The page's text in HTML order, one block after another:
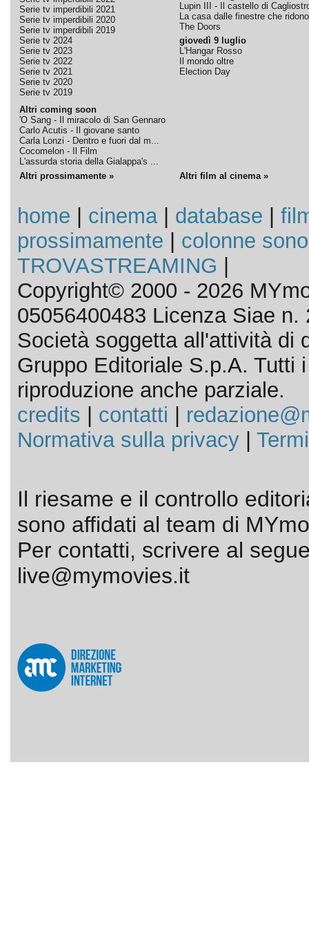
Serie tv imperdibili 2021
Serie tv imperdibili 2020
Serie tv imperdibili 2019
Serie tv 2024
Serie tv 2023
Serie tv 2022
Serie tv 2021
Serie tv 2020
Serie tv 2019
Altri coming soon
'O Sang - Il miracolo di San Gennaro
Carlo Acutis - Il giovane santo
Carla Lonzi - Dentro e fuori dal m...
Cocomelon - Il Film
L'assurda storia della Gialappa's ...
Lupin III - Il castello di
La casa dalle finestre che ridono
The Doors
giovedì 9 luglio
L'Hangar Rosso
Il mondo oltre
Election Day
Altri prossimamente » Altri film al cinema »
home cinema| database
prossimamente
colonne
TROVASTREAMING
Copyright© 2000 - 2026
05056400483 Licenza Siae n.
Società soggetta all'attività di
Gruppo Editoriale S.p.A. Tutti
riproduzione anche parziale.
credits
contatti
Normativa sulla privacy|
Il riesame e il controllo
sono affidati al team di
Per contatti, scrivere al
live@mymovies.it